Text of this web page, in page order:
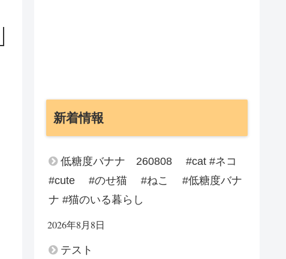
新着情報
低糖度バナナ 260808 #cat #ネコ
#cute #のせ猫 #ねこ #低糖度バナ
ナ #猫のいる暮らし
2026年8月8日
テスト